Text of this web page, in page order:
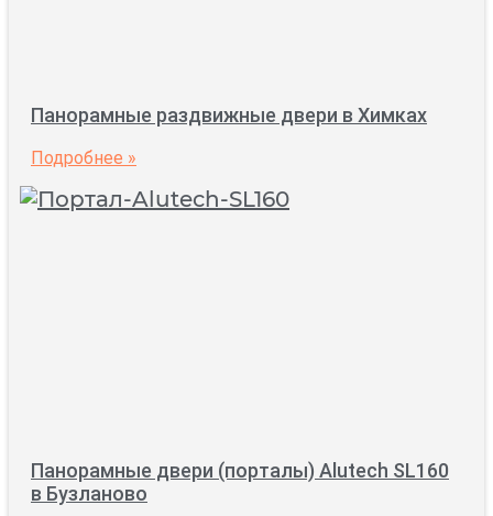
Панорамные раздвижные двери в Химках
Подробнее »
Панорамные двери (порталы) Alutech SL160
в Бузланово